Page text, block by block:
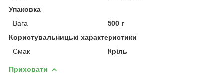
Упаковка
Вага
500 г
Користувальницькі характеристики
Смак
Кріль
Приховати